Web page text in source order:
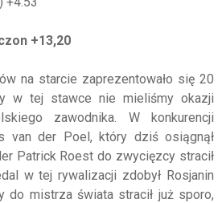
+13,20
na starcie zaprezentowało się 20
w tej stawce nie mieliśmy okazji
zawodnika. W konkurencji
van der Poel, który dziś osiągnął
Patrick Roest do zwycięzcy stracił
w tej rywalizacji zdobył Rosjanin
do mistrza świata stracił już sporo,